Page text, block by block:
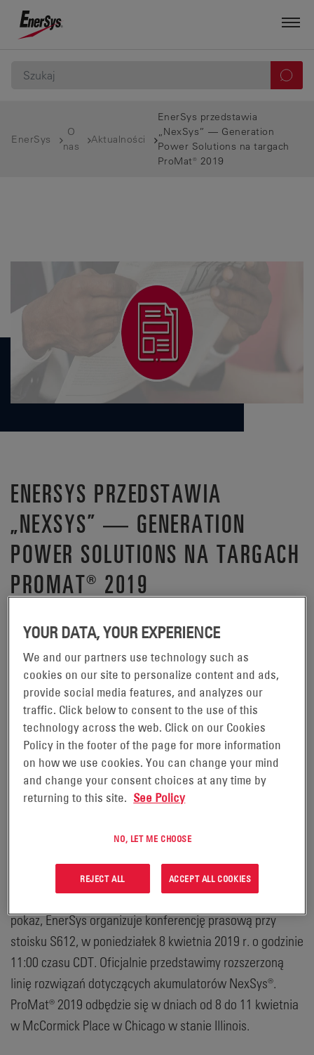
EnerSys
O
nas
Aktualności
EnerSys przedstawia
„NexSys” — Generation
Power Solutions na targach
ProMat® 2019
ENERSYS PRZEDSTAWIA
„NEXSYS” — GENERATION
POWER SOLUTIONS NA TARGACH
PROMAT® 2019
rozwiązania zasilania z wykorzystaniem technologii litowo-jonowej (Li-
ion) oraz cienkich płyt z czystego ołowiu (TPPL), do działań w zakresie
obsługi materiałów
READING, Pensylwania, 20 marca
2019 r. -
EnerSys (NYSE:ENS), światowy lider w dziedzinie
zastosowań przemysłowych, zaprasza uczestników
elastycznych rozwiązań energetycznych. Dowiedz się
„What's Happening NexSys”. Aby rozpocząć tegoroczny
pokaz, EnerSys organizuje konferencję prasową przy
stoisku S612, w poniedziałek 8 kwietnia 2019 r. o godzinie
11:00 czasu CDT. Oficjalnie przedstawimy rozszerzoną
linię rozwiązań dotyczących akumulatorów NexSys®.
ProMat® 2019 odbędzie się w dniach od 8 do 11 kwietnia
w McCormick Place w Chicago w stanie Illinois.
YOUR DATA, YOUR EXPERIENCE
We and our partners use technology such as
cookies on our site to personalize content and ads,
provide social media features, and analyzes our
traffic. Click below to consent to the use of this
technology across the web. Click on our Cookies
Policy in the footer of the page for more information
on how we use cookies. You can change your mind
and change your consent choices at any time by
returning to this site. See Policy
NO, LET ME CHOOSE
REJECT ALL ACCEPT ALL COOKIES